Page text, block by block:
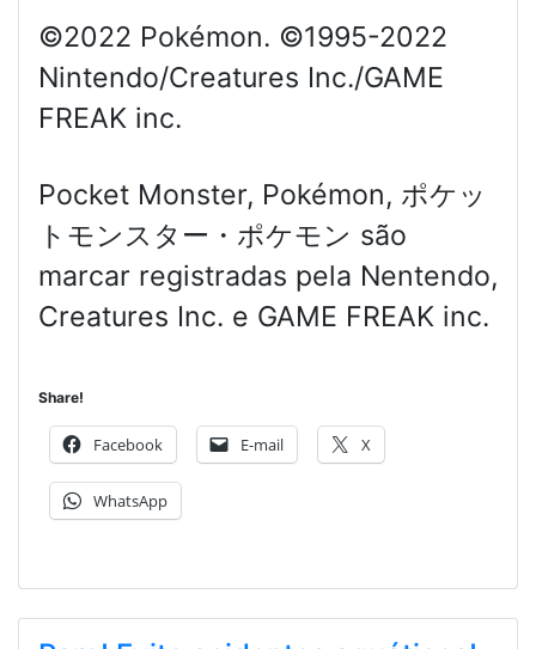
©2022 Pokémon. ©1995-2022
Nintendo/Creatures Inc./GAME
FREAK inc.
Pocket Monster, Pokémon, ポケッ
トモンスター・ポケモン são
marcar registradas pela Nentendo,
Creatures Inc. e GAME FREAK inc.
Share!
Facebook E-mail X
WhatsApp